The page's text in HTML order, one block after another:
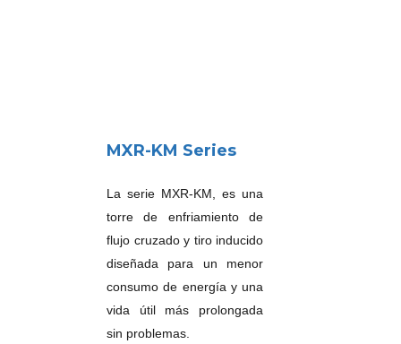
MXR-KM Series
La serie MXR-KM, es una
torre de enfriamiento de
flujo cruzado y tiro inducido
diseñada para un menor
consumo de energía y una
vida útil más prolongada
sin problemas.